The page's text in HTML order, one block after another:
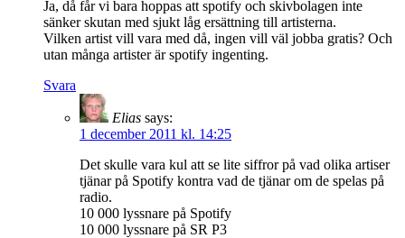
Ja, då får vi bara hoppas att spotify och skivbolagen inte
sänker skutan med sjukt låg ersättning till artisterna.
Vilken artist vill vara med då, ingen vill väl jobba gratis? Och
utan många artister är spotify ingenting.
Svara
Elias says:
1 december 2011 kl. 14:25
Det skulle vara kul att se lite siffror på vad olika artiser
tjänar på Spotify kontra vad de tjänar om de spelas på
radio.
10 000 lyssnare på Spotify
10 000 lyssnare på SR P3